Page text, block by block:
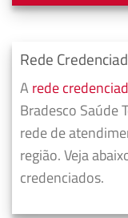
Rede
A rede
Bradesco Saúde
rede de
região. Veja
credenciados.